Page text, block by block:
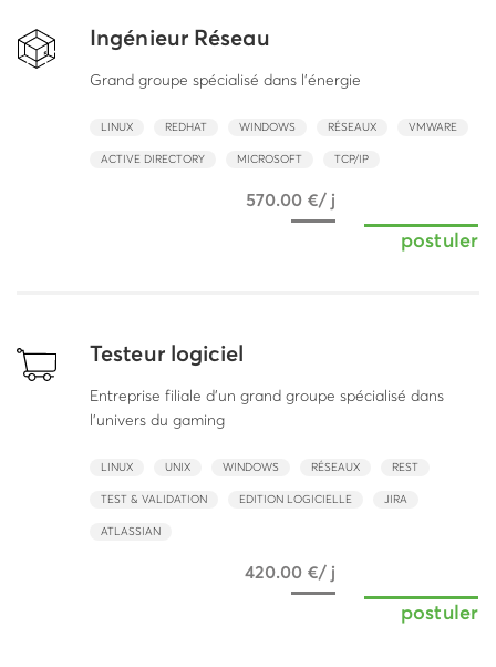
Ingénieur Réseau
Grand groupe spécialisé dans l'énergie
LINUX REDHAT WINDOWS RÉSEAUX VMWARE
ACTIVE DIRECTORY MICROSOFT TCP/IP
570.00 €/ j
postuler
Testeur logiciel
Entreprise filiale d'un grand groupe spécialisé dans
l'univers du gaming
LINUX UNIX WINDOWS RÉSEAUX REST
TEST & VALIDATION EDITION LOGICIELLE JIRA
ATLASSIAN
420.00 €/ j
postuler